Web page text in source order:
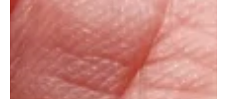
27. aug. 2025 2 min lesing